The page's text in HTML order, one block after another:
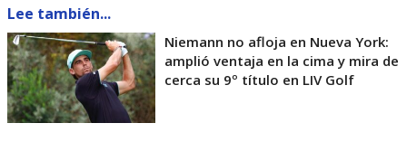
Lee también...
Niemann no afloja en Nueva York:
amplió ventaja en la cima y mira de
cerca su 9º título en LIV Golf